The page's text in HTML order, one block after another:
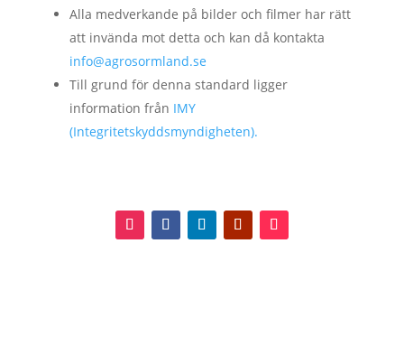
Alla medverkande på bilder och filmer har rätt
att invända mot detta och kan då kontakta
info@agrosormland.se
Till grund för denna standard ligger
information från IMY
(Integritetskyddsmyndigheten).